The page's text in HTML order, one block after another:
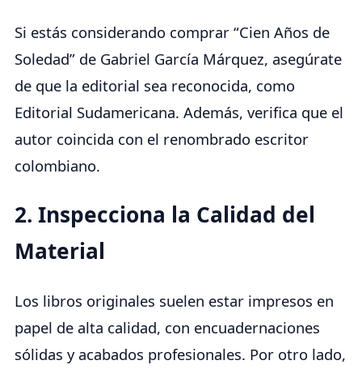
Si estás considerando comprar “Cien Años de
Soledad” de Gabriel García Márquez, asegúrate
de que la editorial sea reconocida, como
Editorial Sudamericana. Además, verifica que el
autor coincida con el renombrado escritor
colombiano.
2. Inspecciona la Calidad del
Material
Los libros originales suelen estar impresos en
papel de alta calidad, con encuadernaciones
sólidas y acabados profesionales. Por otro lado,